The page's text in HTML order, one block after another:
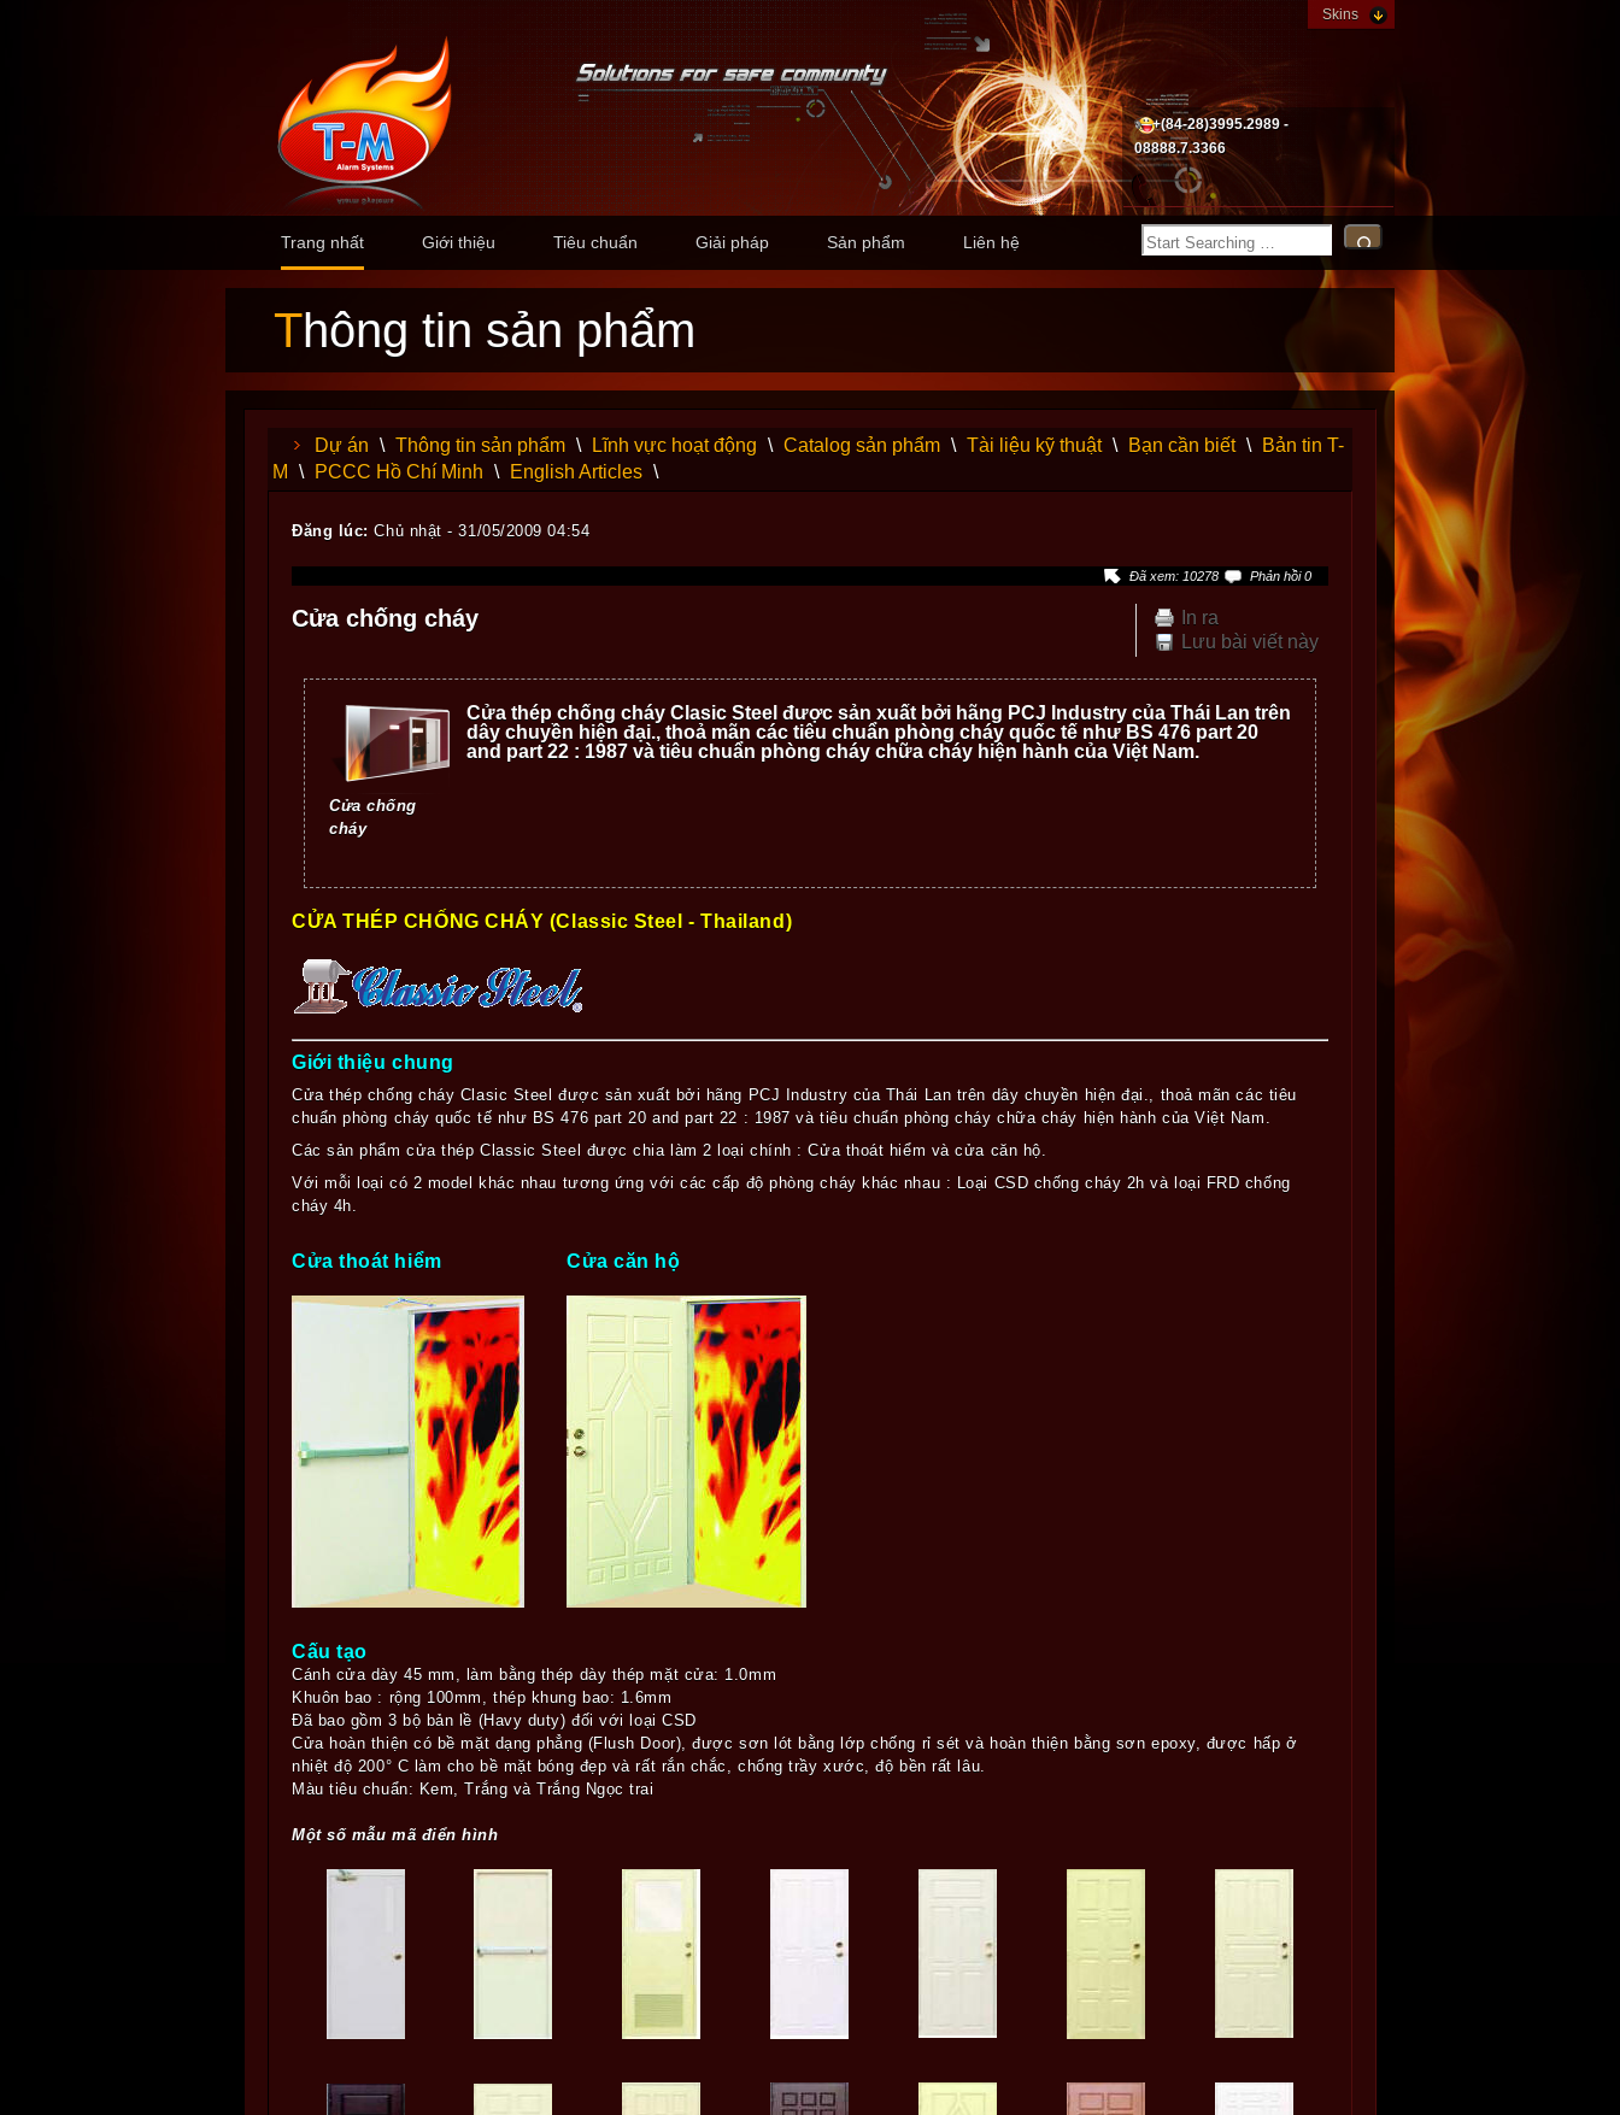
Skins
+(84-28)3995.2989 -
08888.7.3366
Trang nhất Giới thiệu Tiêu chuẩn Giải pháp Sản phẩm Liên hệ
Thông tin sản phẩm
Dự án \ Thông tin sản phẩm \ Lĩnh vực hoạt động \ Catalog sản phẩm \ Tài liệu kỹ thuật \ Bạn cần biết \
Bản tin T-
M
\ PCCC Hồ Chí Minh \ English Articles \
Đăng lúc: Chủ nhật - 31/05/2009 04:54
Đã xem: 10278 Phản hồi 0
In ra
Lưu bài viết này
Cửa chống cháy
Cửa chống
cháy
Cửa thép chống cháy Clasic Steel được sản xuất bởi hãng PCJ Industry của Thái Lan trên
dây chuyền hiện đại., thoả mãn các tiêu chuẩn phòng cháy quốc tế như BS 476 part 20
and part 22 : 1987 và tiêu chuẩn phòng cháy chữa cháy hiện hành của Việt Nam.
CỬA THÉP CHỐNG CHÁY (Classic Steel - Thailand)
Giới thiệu chung
Cửa thép chống cháy Clasic Steel được sản xuất bởi hãng PCJ Industry của Thái Lan trên dây chuyền hiện đại., thoả mãn các tiêu
chuẩn phòng cháy quốc tế như BS 476 part 20 and part 22 : 1987 và tiêu chuẩn phòng cháy chữa cháy hiện hành của Việt Nam.
Các sản phẩm cửa thép Classic Steel được chia làm 2 loại chính : Cửa thoát hiểm và cửa căn hộ.
Với mỗi loại có 2 model khác nhau tương ứng với các cấp độ phòng cháy khác nhau : Loại CSD chống cháy 2h và loại FRD chống
cháy 4h.
Cửa thoát hiểm Cửa căn hộ
Cấu tạo
Cánh cửa dày 45 mm, làm bằng thép dày thép mặt cửa: 1.0mm
Khuôn bao : rộng 100mm, thép khung bao: 1.6mm
Đã bao gồm 3 bộ bản lề (Havy duty) đối với loại CSD
Cửa hoàn thiện có bề mặt dạng phẳng (Flush Door), được sơn lót bằng lớp chống rỉ sét và hoàn thiện bằng sơn epoxy, được hấp ở
nhiệt độ 200° C làm cho bề mặt bóng đẹp và rất rắn chắc, chống trầy xước, độ bền rất lâu.
Màu tiêu chuẩn: Kem, Trắng và Trắng Ngọc trai
Một số mẫu mã điển hình